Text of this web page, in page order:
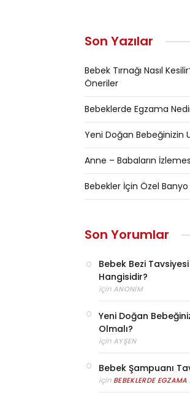
Son Yazılar
Bebek Tırnağı Nasıl
Öneriler
Bebeklerde Egzama
Yeni Doğan Bebeğinizin
Anne – Babaların
Bebekler İçin Özel
Son Yorumlar
Bebek Bezi
Hangisidir?
için ANONIM
Yeni Doğan
Olmalı?
için AYŞEN
Bebek Şampuanı
için BEBEKLERDE